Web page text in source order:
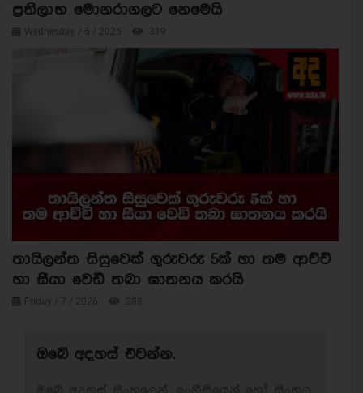
ප්‍රතිලාභ මොනරාගලට නෙමෙයි
Wednesday / 5 / 2026 319
තායිලන්ත සිසුවෙක් ගුරුවරු 5ක් හා තම ආච්චි
හා සීයා වෙඩි තබා ඝාතනය කරයි
Friday / 7 / 2026 288
ඔබේ අදහස් එවන්න.